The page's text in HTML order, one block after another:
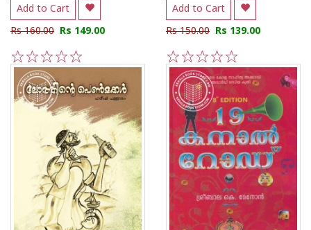
Add to Cart
Rs 160.00 Rs 149.00
5
4
3
2
1
Add to Cart
Rs 150.00 Rs 139.00
5
4
3
2
1